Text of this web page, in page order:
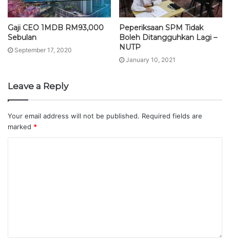
Gaji CEO 1MDB RM93,000
Sebulan
September 17, 2020
Peperiksaan SPM Tidak
Boleh Ditangguhkan Lagi –
NUTP
January 10, 2021
Leave a Reply
Your email address will not be published. Required fields are
marked *